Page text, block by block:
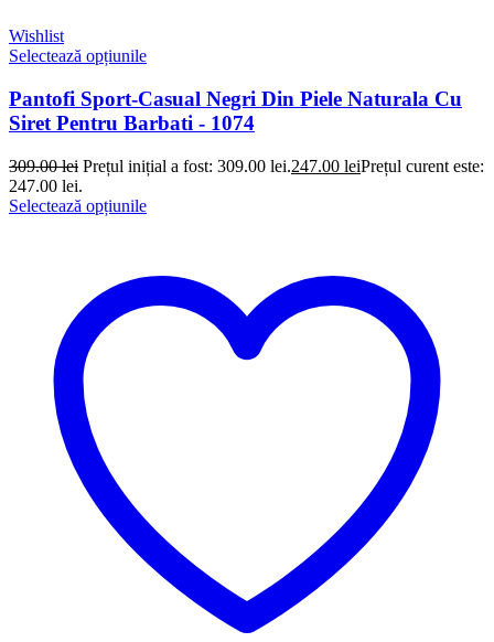
Wishlist
Selectează opțiunile
Pantofi Sport-Casual Negri Din Piele Naturala Cu
Siret Pentru Barbati - 1074
309.00lei Prețul inițial a fost: 309.00 lei.247.00 leiPrețul curent este:
247.00 lei.
Selectează opțiunile